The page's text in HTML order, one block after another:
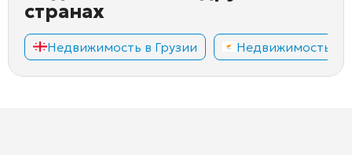
странах
Недвижимость в Грузии Недвижимость